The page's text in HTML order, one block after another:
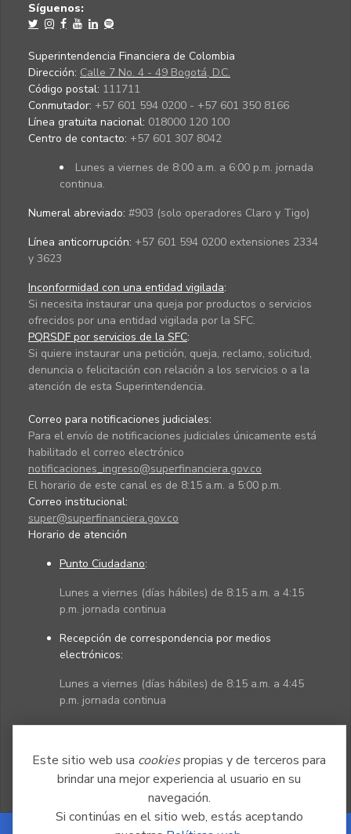
Este sitio web usa cookiespropias y de terceros para
brindar una mejor experiencia al usuario en su
navegación.
Si continúas en el sitio web, estás aceptando
Síguenos:
Superintendencia Financiera de Colombia
Dirección: Calle 7 No. 4 - 49 Bogotá, D.C.
Código postal: 111711
Conmutador: +57 601 594 0200 - +57 601 350 8166
Línea gratuita nacional: 018000 120 100
Centro de contacto: +57 601 307 8042
Lunes a viernes de 8:00 a.m. a 6:00 p.m. jornada
continua.
Numeral abreviado: #903 (solo operadores Claro y Tigo)
Línea anticorrupción: +57 601 594 0200 extensiones 2334
y 3623
Inconformidad con una entidad vigilada:
Si necesita instaurar una queja por productos o servicios
ofrecidos por una entidad vigilada por la SFC.
PQRSDF por servicios de la SFC:
Si quiere instaurar una petición, queja, reclamo, solicitud,
denuncia o felicitación con relación a los servicios o a la
atención de esta Superintendencia.
Correo para notificaciones judiciales:
Para el envío de notificaciones judiciales únicamente está
habilitado el correo electrónico
notificaciones_ingreso@superfinanciera.gov.co
El horario de este canal es de 8:15 a.m. a 5:00 p.m.
Correo institucional:
super@superfinanciera.gov.co
Horario de atención
Punto Ciudadano:
Lunes a viernes (días hábiles) de 8:15 a.m. a 4:15
p.m. jornada continua
Recepción de correspondencia por medios
electrónicos:
Lunes a viernes (días hábiles) de 8:15 a.m. a 4:45
p.m. jornada continua